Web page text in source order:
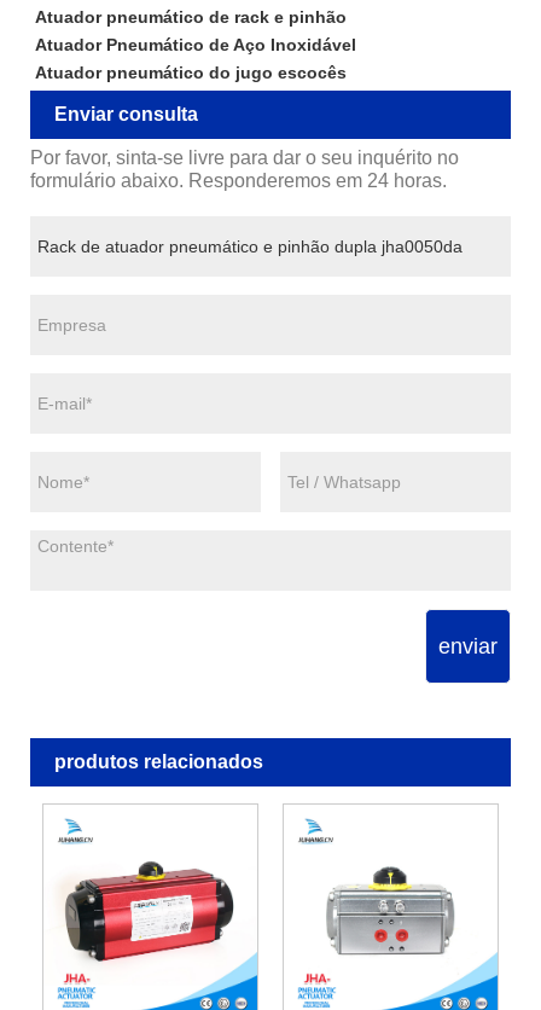
Atuador pneumático de rack e pinhão
Atuador Pneumático de Aço Inoxidável
Atuador pneumático do jugo escocês
Enviar consulta
Por favor, sinta-se livre para dar o seu inquérito no
formulário abaixo. Responderemos em 24 horas.
enviar
produtos relacionados